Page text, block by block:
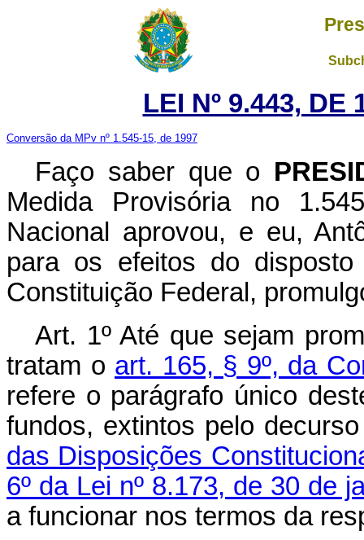
LEI Nº 9.443, DE
Conversão da MPv nº 1.545-15, de 1997
Faço saber que o
Medida Provisória no
Nacional aprovou, e eu,
para os efeitos do
Constituição Federal,
Art. 1º Até que sejam
tratam o art. 165, § 9º, da
refere o parágrafo único
fundos, extintos pelo
das Disposições
6º da Lei nº 8.173, de 30 de
a funcionar nos termos da